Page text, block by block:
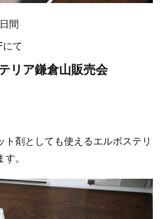
間
て
リア鎌倉山販売会
剤としても使えるエルボステリ
。